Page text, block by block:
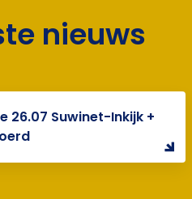
nieuws
26.07 Suwinet-Inkijk +